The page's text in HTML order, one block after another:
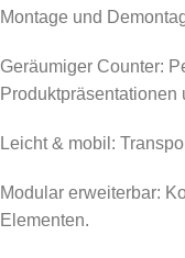
Montage und
Geräumiger Counter:
Produktpräsentationen
Leicht & mobil:
Modular erweiterbar:
Elementen.